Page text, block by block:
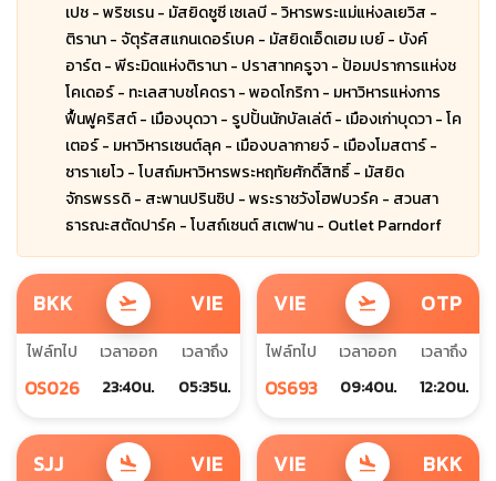
เปช - พริซเรน - มัสยิดซูซี เซเลบี - วิหารพระแม่แห่งลเยวิส -
ติรานา - จัตุรัสสแกนเดอร์เบค - มัสยิดเอ็ดเฮม เบย์ - บังค์
อาร์ต - พีระมิดแห่งติรานา - ปราสาทครูจา - ป้อมปราการแห่งช
โคเดอร์ - ทะเลสาบชโคดรา - พอดโกริกา - มหาวิหารแห่งการ
ฟื้นฟูคริสต์ - เมืองบุดวา - รูปปั้นนักบัลเล่ต์ - เมืองเก่าบุดวา - โค
เตอร์ - มหาวิหารเซนต์ลุค - เมืองบลากายจ์ - เมืองโมสตาร์ -
ซาราเยโว - โบสถ์มหาวิหารพระหฤทัยศักดิ์สิทธิ์ - มัสยิด
จักรพรรดิ - สะพานปรินซิป - พระราชวังโฮฟบวร์ค - สวนสา
ธารณะสตัดปาร์ค - โบสถ์เซนต์ สเตฟาน - Outlet Parndorf
BKK flight_takeoff VIE
ไฟล์ทไป
OS026
เวลาออก
23:40น.
เวลาถึง
05:35น.
VIE flight_takeoff OTP
ไฟล์ทไป
OS693
เวลาออก
09:40น.
เวลาถึง
12:20น.
SJJ flight_land VIE VIE flight_land BKK